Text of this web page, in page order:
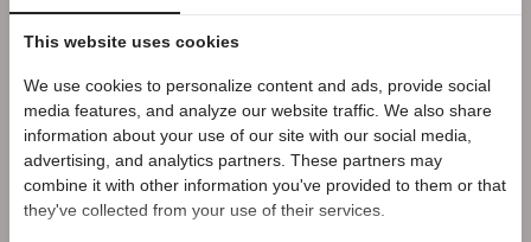
Spaakwielen
Anti Blokkeer Systeem
Anti doorSlip Regeling
Motor Totaal
Speciale Motor2go prijs
Benieuwd naar de speciale Motor2go prijs? Bel
0115-612721
This website uses cookies
We use cookies to personalize content and ads, provide social
media features, and analyze our website traffic. We also share
information about your use of our site with our social media,
advertising, and analytics partners. These partners may
combine it with other information you've provided to them or that
they've collected from your use of their services.